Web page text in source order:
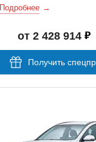
Подробнее
от 2 428 914
Получить